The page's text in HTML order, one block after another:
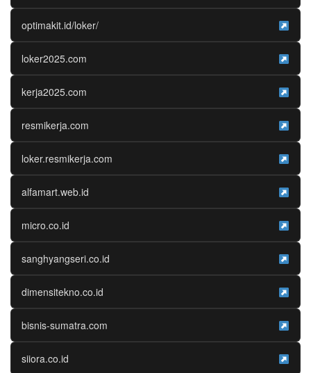
optimakit.id/loker/
loker2025.com
kerja2025.com
resmikerja.com
loker.resmikerja.com
alfamart.web.id
micro.co.id
sanghyangseri.co.id
dimensitekno.co.id
bisnis-sumatra.com
siiora.co.id